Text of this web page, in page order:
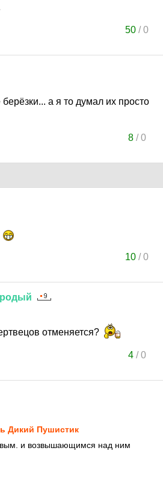
50 /0
а я то думал их просто
8/0
10 /0
отменяется?
4/0
Дикий Пушистик
и возвышающимся над ним